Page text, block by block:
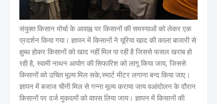
संयुक्त किसान मोर्चा के आवाह्न पर किसानों की समस्याओं को लेकर एक
प्रदर्शन किया गया। ज्ञापन में किसानों ने यूरिया खाद की काला बाजारी से
क्षुब्ध होकर किसानों को खाद नहीं मिल पा रही है जिससे फसल खराब हो
रही है, स्वामी नाथन आयोग की सिफारिश को लागू किया जाय, जिससे
किसानों को उचित मूल्य मिल सके,स्मार्ट मीटर लगाना बन्द किया जाए।
ज्ञापन में बजाज चीनी मिल से गन्ना मूल्य कराया जाय वआंदोलन के दौरान
किसानों पर दर्ज मुकदमों को वापस लिया जाय। ज्ञापन में किसानों की